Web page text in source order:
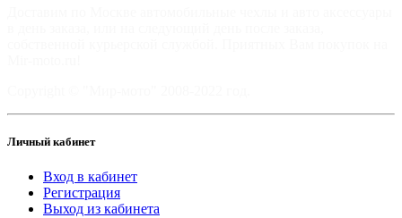
Личный кабинет
Вход в кабинет
Регистрация
Выход из кабинета